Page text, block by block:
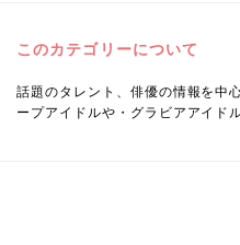
このカテゴリーについて
話題のタレント、俳優の情報を中
ープアイドルや・グラビアアイド